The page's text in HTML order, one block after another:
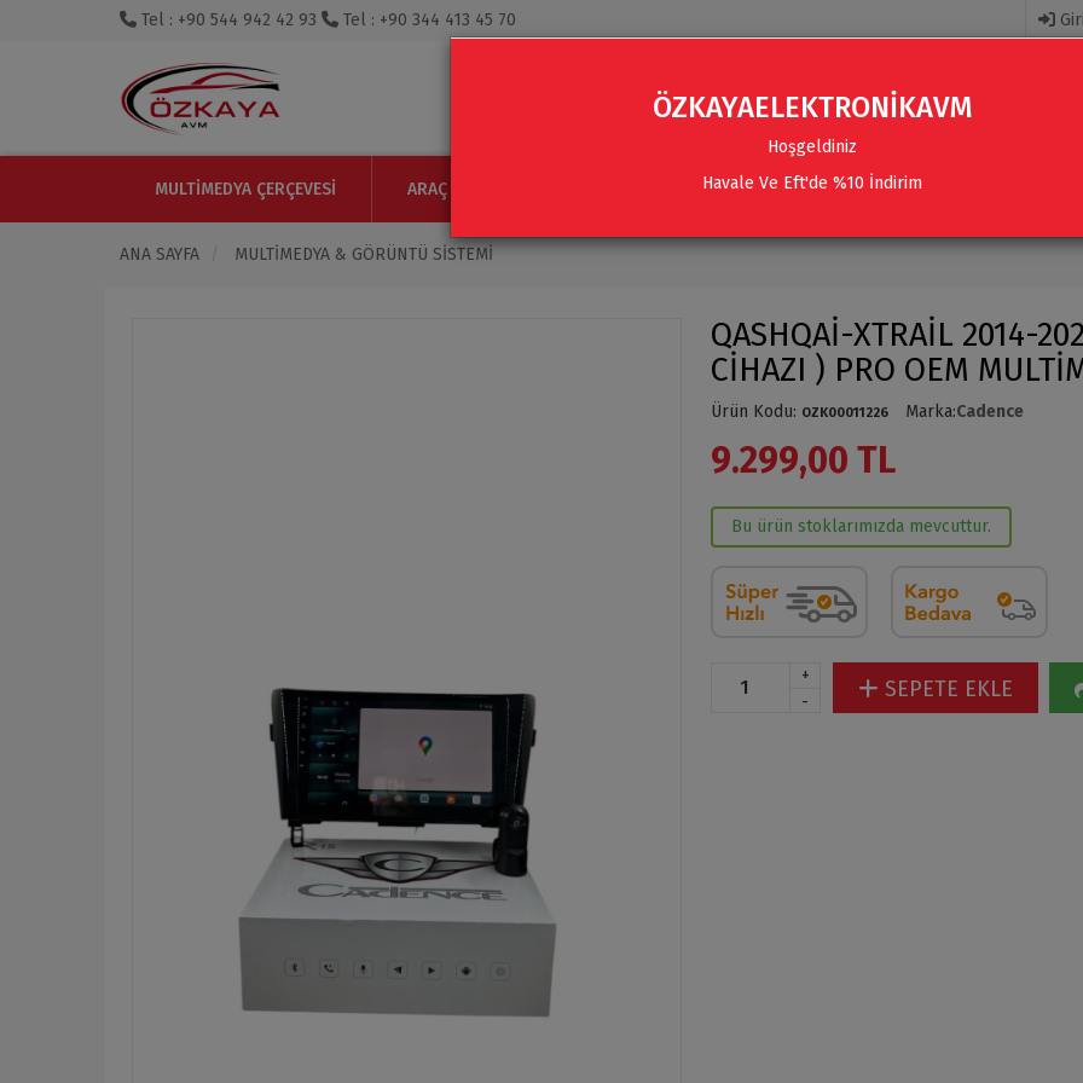
Tel : +90 544 942 42 93 Tel : +90 344 413 45 70
MULTIMEDYA ÇERÇEVESI ARAÇ IÇI MONITOR AKSESUARLAR SES SISTEMLERI & AKSESUARLAR
ANA SAYFA MULTIMEDYA & GÖRÜNTÜ SISTEMI
QASHQAİ-XTRAİL 2014-
CİHAZI ) PRO OEM
Ürün Kodu: OZK00011226 Marka:Cadence
9.299,00 TL
Bu ürün stoklarımızda mevcuttur.
+
-
SEPETE EKLE
ÖZKAYAELEKTRONİKAVM
Hoşgeldiniz
Havale Ve Eft'de %10 İndirim